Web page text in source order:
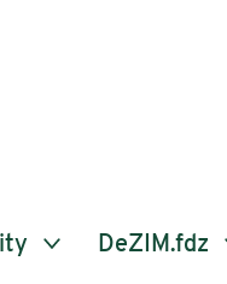
DeZIM.fdz